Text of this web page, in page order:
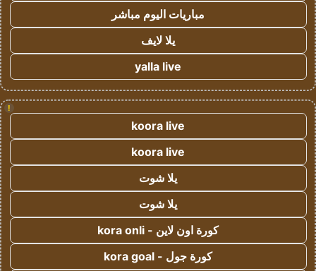
مباريات اليوم مباشر
يلا لايف
yalla live
!
koora live
koora live
يلا شوت
يلا شوت
كورة اون لاين - kora onli
كورة جول - kora goal